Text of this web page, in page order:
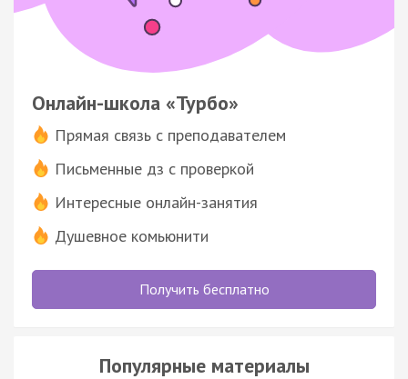
Онлайн-школа «Турбо»
Прямая связь с преподавателем
Письменные дз с проверкой
Интересные онлайн-занятия
Душевное комьюнити
Получить бесплатно
Популярные материалы